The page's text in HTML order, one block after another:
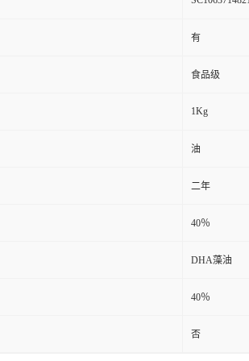
有
食品级
1Kg
油
二年
40％
DHA藻油
40％
否